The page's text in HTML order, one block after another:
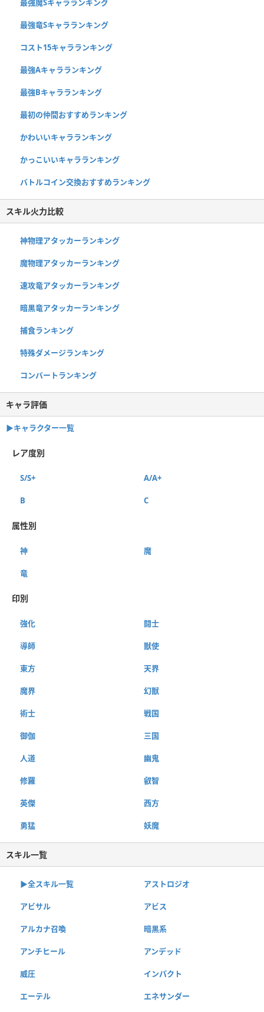
最強魔Sキャラランキング
最強竜Sキャラランキング
コスト15キャラランキング
最強Aキャラランキング
最強Bキャラランキング
最初の仲間おすすめランキング
かわいいキャラランキング
かっこいいキャラランキング
バトルコイン交換おすすめランキング
スキル火力比較
神物理アタッカーランキング
魔物理アタッカーランキング
速攻竜アタッカーランキング
暗黒竜アタッカーランキング
捕食ランキング
特殊ダメージランキング
コンバートランキング
キャラ評価
▶︎キャラクター一覧
レア度別
S/S+ A/A+
B C
属性別
神 魔
竜
印別
強化 闘士
導師 獣使
東方 天界
魔界 幻獣
術士 戦国
御伽 三国
人道 幽鬼
修羅 叡智
英傑 西方
勇猛 妖魔
スキル一覧
▶︎全スキル一覧 アストロジオ
アビサル アビス
アルカナ召喚 暗黒系
アンチヒール アンデッド
威圧 インパクト
エーテル エネサンダー